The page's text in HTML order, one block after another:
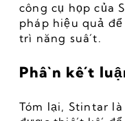
công cụ họp của
pháp hiệu quả
trì năng suất.
Phần kết
Tóm lại, Stintar